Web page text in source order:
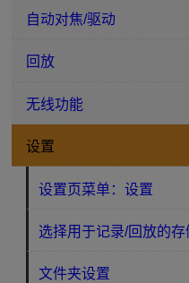
自动对焦/驱动
回放
无线功能
设置
设置页菜单：设置
选择用于记录/回放的存
文件夹设置